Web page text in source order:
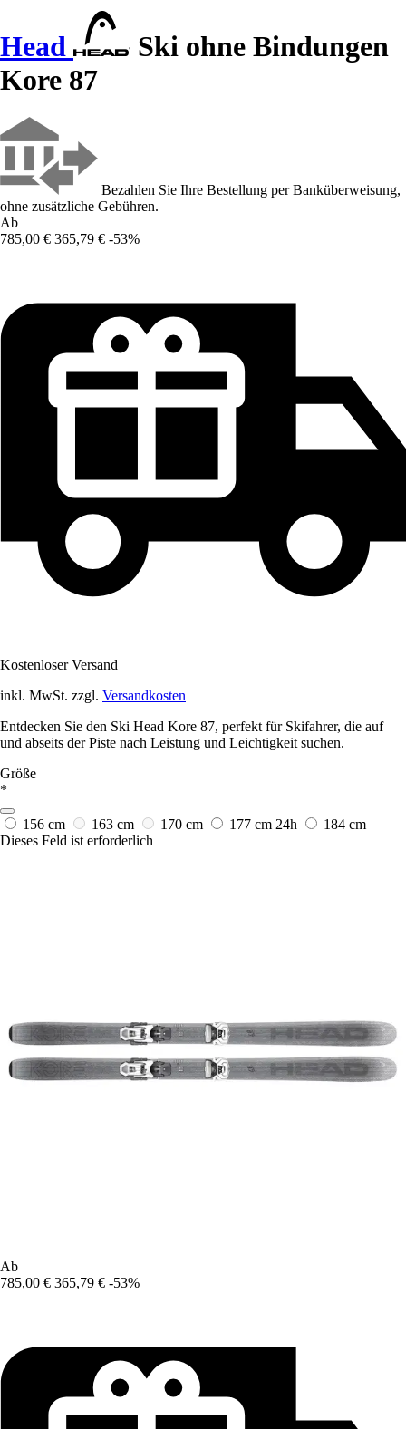
Head
Ski ohne Bindungen
Kore 87
Bezahlen Sie Ihre Bestellung per Banküberweisung,
ohne zusätzliche Gebühren.
Ab
785,00 € 365,79 € -53%
Kostenloser Versand
inkl. MwSt. zzgl. Versandkosten
Entdecken Sie den Ski Head Kore 87, perfekt für Skifahrer, die auf
und abseits der Piste nach Leistung und Leichtigkeit suchen.
Größe
*
156 cm 163 cm 170 cm 177 cm 24h
184 cm
Dieses Feld ist erforderlich
Ab
785,00 € 365,79 € -53%